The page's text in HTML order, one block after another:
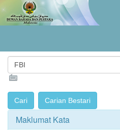
Maklumat Kata